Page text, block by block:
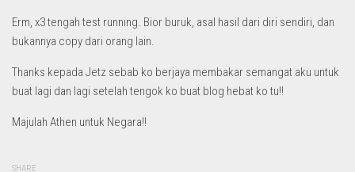
Erm, x3 tengah test running. Bior buruk, asal hasil dari diri sendiri, dan
bukannya copy dari orang lain.
Thanks kepada Jetz sebab ko berjaya membakar semangat aku untuk
buat lagi dan lagi setelah tengok ko buat blog hebat ko tu!!
Majulah Athen untuk Negara!!
SHARE